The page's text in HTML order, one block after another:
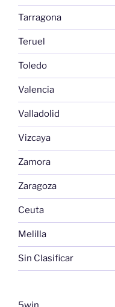
Tarragona
Teruel
Toledo
Valencia
Valladolid
Vizcaya
Zamora
Zaragoza
Ceuta
Melilla
Sin Clasificar